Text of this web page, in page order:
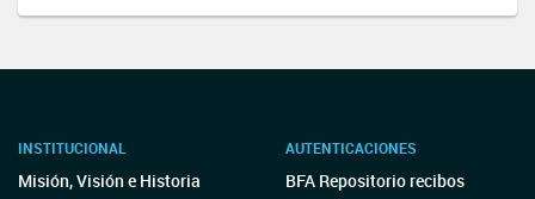
INSTITUCIONAL
Misión, Visión e Historia
AUTENTICACIONES
BFA Repositorio recibos